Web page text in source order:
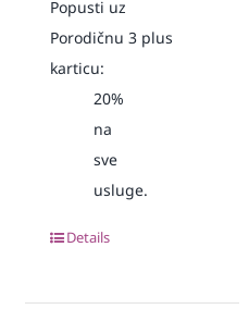
Popusti uz
Porodičnu 3 plus
karticu:
20%
na
sve
usluge.
Details